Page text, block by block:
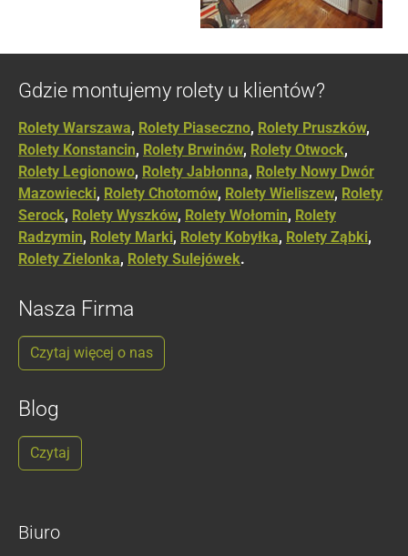
Gdzie montujemy rolety u klientów?
Rolety Warszawa, Rolety Piaseczno, Rolety Pruszków,
Rolety Konstancin, Rolety Brwinów, Rolety Otwock,
Rolety Legionowo, Rolety Jabłonna, Rolety Nowy Dwór
Mazowiecki, Rolety Chotomów, Rolety Wieliszew, Rolety
Serock, Rolety Wyszków, Rolety Wołomin, Rolety
Radzymin, Rolety Marki, Rolety Kobyłka, Rolety Ząbki,
Rolety Zielonka, Rolety Sulejówek.
Nasza Firma
Czytaj więcej o nas
Blog
Czytaj
Biuro